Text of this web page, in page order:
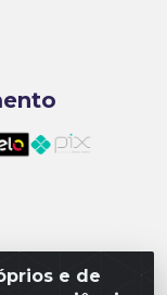
e de
Goiás